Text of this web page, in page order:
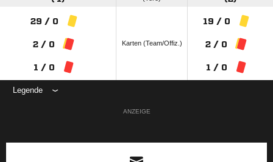
29 / 0
2 / 0
1 / 0
Karten (Team/Offiz.)
19 / 0
2 / 0
1 / 0
Legende
ANZEIGE